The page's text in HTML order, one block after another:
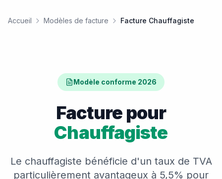
Accueil Modèles de facture Facture Chauffagiste
Modèle conforme 2026
Facture pour
Chauffagiste
Le chauffagiste bénéficie d'un taux de TVA
particulièrement avantageux à 5,5% pour